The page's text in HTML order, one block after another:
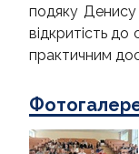
подяку
відкритість до
практичним